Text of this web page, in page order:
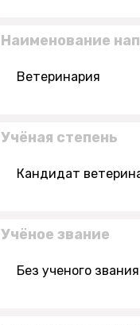
Наименование
Ветеринария
Учёная степень
Кандидат
Учёное звание
Без ученого звания